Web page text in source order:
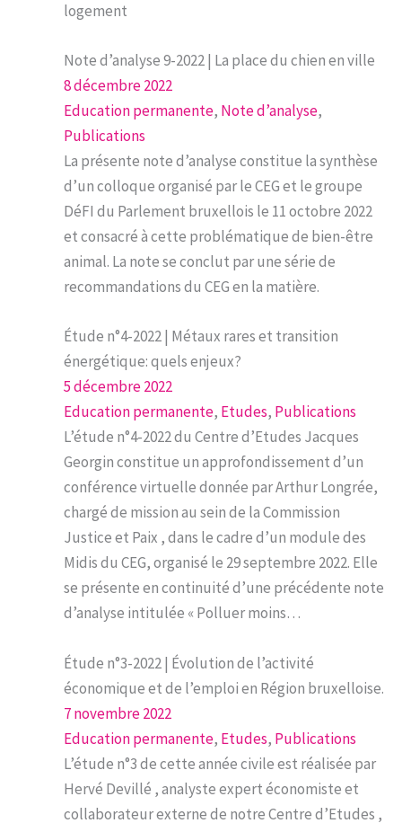
logement
Note d’analyse 9-2022 | La place du chien en ville
8 décembre 2022
Education permanente, Note d’analyse
Publications
La présente note d’analyse constitue la synthèse
d’un colloque organisé par le CEG et le groupe
DéFI du Parlement bruxellois le 11 octobre 2022
et consacré à cette problématique de bien-être
animal. La note se conclut par une série de
recommandations du CEG en la matière.
Étude n°4-2022 | Métaux rares et transition
énergétique: quels enjeux?
5 décembre 2022
Education permanente, Etudes, Publications
L’étude n°4-2022 du Centre d’Etudes Jacques
Georgin constitue un approfondissement d’un
conférence virtuelle donnée par Arthur Longrée,
chargé de mission au sein de la Commission
Justice et Paix , dans le cadre d’un module des
Midis du CEG, organisé le 29 septembre 2022. Elle
se présente en continuité d’une précédente note
d’analyse intitulée « Polluer moins…
Étude n°3-2022 | Évolution de l’activité
économique et de l’emploi en Région bruxelloise.
7 novembre 2022
Education permanente, Etudes, Publications
L’étude n°3 de cette année civile est réalisée par
Hervé Devillé , analyste expert économiste et
collaborateur externe de notre Centre d’Etudes ,